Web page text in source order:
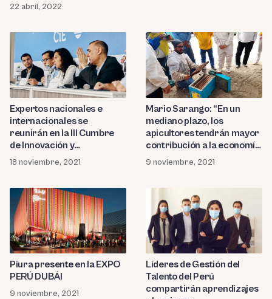
22 abril, 2022
Expertos nacionales e
internacionales se
reunirán en la III Cumbre
de Innovación y
Emprendimiento
18 noviembre, 2021
Mario Sarango: “En un
mediano plazo, los
apicultores tendrán mayor
contribución a la economía
regional”
9 noviembre, 2021
Piura presente en la EXPO
PERÚ DUBÁI
9 noviembre, 2021
Líderes de Gestión del
Talento del Perú
compartirán aprendizajes